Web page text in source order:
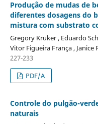
Produção de mudas de
diferentes dosagens do
mistura com substrato
Gregory Kruker , Eduardo
Vitor Figueira França , Janice
227-233
PDF/A
Controle do pulgão-
naturais